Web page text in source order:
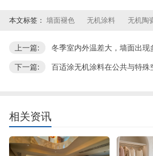
本文标签： 墙面褪色 无机涂料 无机陶
上一篇: 冬季室内外温差大，墙面出现
下一篇: 百适涂无机涂料在公共与特殊
相关资讯